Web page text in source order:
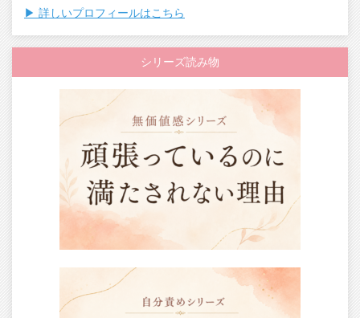
▶︎ 詳しいプロフィールはこちら
シリーズ読み物